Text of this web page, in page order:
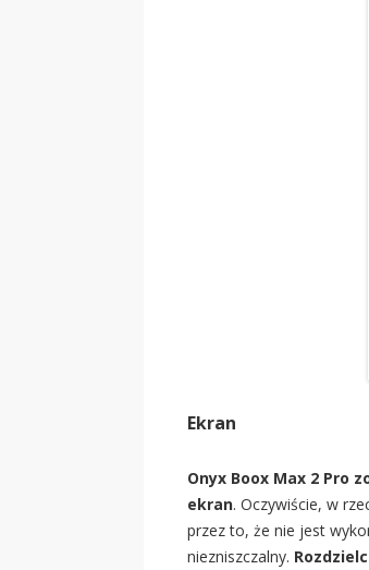
Ekran
Onyx Boox Max 2 Pro
ekran. Oczywiście, w
przez to, że nie jest
niezniszczalny.